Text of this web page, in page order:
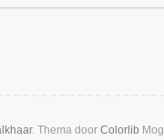
. Thema door Colorlib